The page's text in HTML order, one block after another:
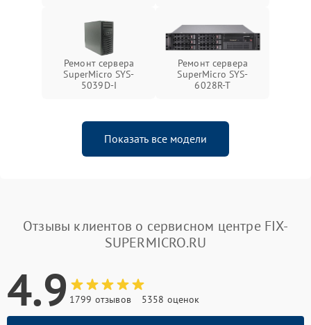
Ремонт сервера
SuperMicro SYS-
5039D-I
Ремонт сервера
SuperMicro SYS-
6028R-T
Показать все модели
Отзывы клиентов о сервисном центре FIX-
SUPERMICRO.RU
4.9 1799 отзывов 5358 оценок